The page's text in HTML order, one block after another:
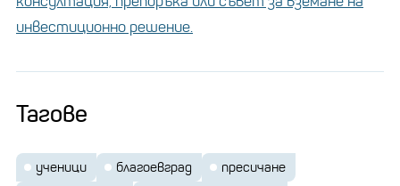
инвестиционно решение.
Тагове
ученици благоевград
пресичане